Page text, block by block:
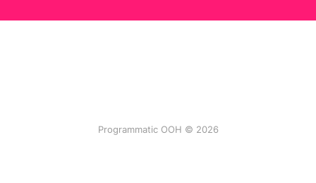
Programmatic OOH © 2026